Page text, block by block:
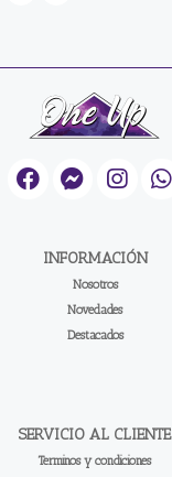
INFORMACIÓN
Nosotros
Novedades
Destacados
SERVICIO AL CLIENTE
Terminos y condiciones